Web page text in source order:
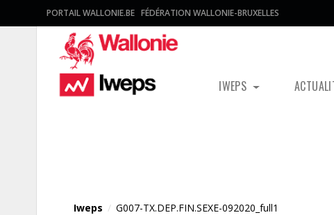
PORTAIL WALLONIE.BE FÉDÉRATION WALLONIE-BRUXELLES
IWEPS
Iweps / G007-TX.DEP.FIN.SEXE-092020_full1